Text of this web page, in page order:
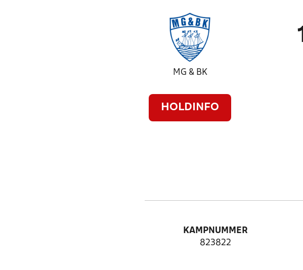
MG & BK
HOLDINFO
1
KAMPNUMMER
823822